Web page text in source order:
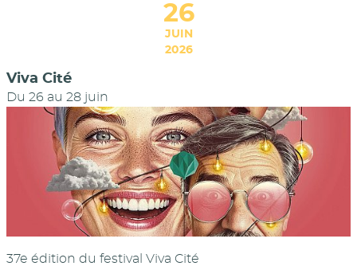
26
JUIN
2026
Viva Cité
Du 26 au 28 juin
37e édition du festival Viva Cité